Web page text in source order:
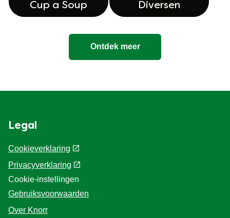
Cup a Soup Diversen
Ontdek meer
Legal
Cookieverklaring
Privacyverklaring
Cookie-instellingen
Gebruiksvoorwaarden
Over Knorr